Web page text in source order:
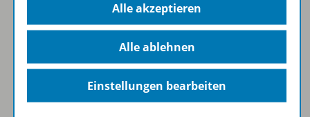
Alle akzeptieren
Alle ablehnen
Einstellungen bearbeiten